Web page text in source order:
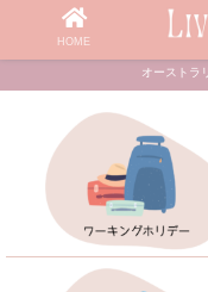
オーストラ
HOME